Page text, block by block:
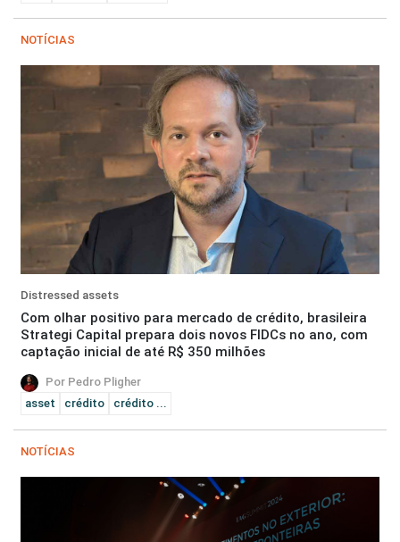
NOTÍCIAS
Distressed assets
Com olhar positivo para mercado de crédito, brasileira
Strategi Capital prepara dois novos FIDCs no ano, com
captação inicial de até R$ 350 milhões
Por Pedro Pligher
asset
crédito crédito ...
NOTÍCIAS